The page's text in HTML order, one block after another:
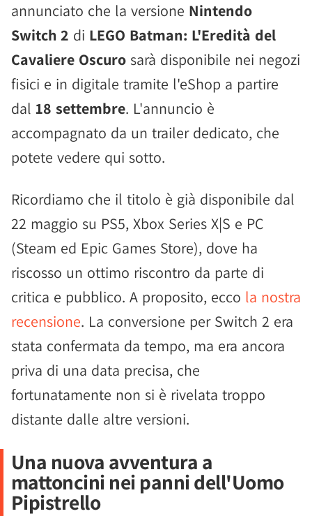
annunciato che la versione Nintendo
Switch 2 di LEGO Batman: L'Eredità del
Cavaliere Oscuro sarà disponibile nei negozi
fisici e in digitale tramite l'eShop a partire
dal 18 settembre. L'annuncio è
accompagnato da un trailer dedicato, che
potete vedere qui sotto.
Ricordiamo che il titolo è già disponibile dal
22 maggio su PS5, Xbox Series X|S e PC
(Steam ed Epic Games Store), dove ha
riscosso un ottimo riscontro da parte di
critica e pubblico. A proposito, ecco la nostra
recensione. La conversione per Switch 2 era
stata confermata da tempo, ma era ancora
priva di una data precisa, che
fortunatamente non si è rivelata troppo
distante dalle altre versioni.
Una nuova avventura a
mattoncini nei panni dell'Uomo
Pipistrello